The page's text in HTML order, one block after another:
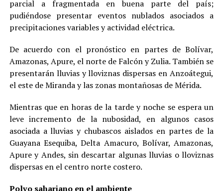
parcial a fragmentada en buena parte del país;
pudiéndose presentar eventos nublados asociados a
precipitaciones variables y actividad eléctrica.
De acuerdo con el pronóstico en partes de Bolívar,
Amazonas, Apure, el norte de Falcón y Zulia. También se
presentarán lluvias y lloviznas dispersas en Anzoátegui,
el este de Miranda y las zonas montañosas de Mérida.
Mientras que en horas de la tarde y noche se espera un
leve incremento de la nubosidad, en algunos casos
asociada a lluvias y chubascos aislados en partes de la
Guayana Esequiba, Delta Amacuro, Bolívar, Amazonas,
Apure y Andes, sin descartar algunas lluvias o lloviznas
dispersas en el centro norte costero.
Polvo sahariano en el ambiente